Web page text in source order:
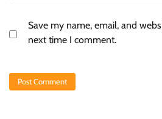
Save my name, email, and
next time I comment.